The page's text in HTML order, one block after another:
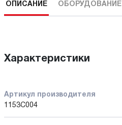
ОПИСАНИЕ ОБОРУДОВАНИЕ
Характеристики
Артикул производителя
1153C004